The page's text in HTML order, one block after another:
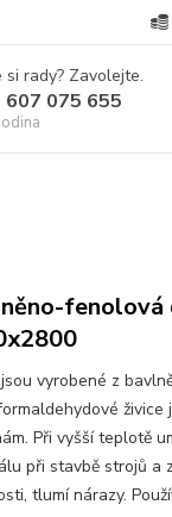
si rady? Zavolejte.
607 075 655
fenolová
vyrobené z
živice
Při vyšší teplotě
při stavbě strojů a
tlumí nárazy.